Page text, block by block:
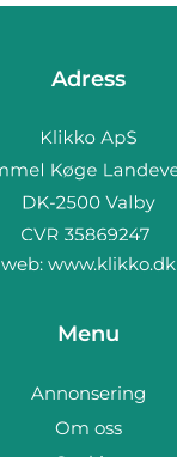
Adress
web: www.klikko.dk
Menu
Annonsering
Om oss